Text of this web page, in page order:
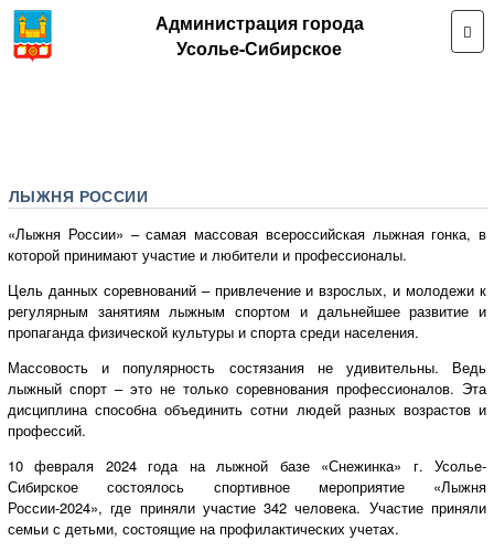
Администрация города
Усолье-Сибирское
ЛЫЖНЯ РОССИИ
«Лыжня России» – самая массовая всероссийская лыжная гонка, в
которой принимают участие и любители и профессионалы.
Цель данных соревнований – привлечение и взрослых, и молодежи к
регулярным занятиям лыжным спортом и дальнейшее развитие и
пропаганда физической культуры и спорта среди населения.
Массовость и популярность состязания не удивительны. Ведь
лыжный спорт – это не только соревнования профессионалов. Эта
дисциплина способна объединить сотни людей разных возрастов и
профессий.
10 февраля 2024 года на лыжной базе «Снежинка» г. Усолье-
Сибирское состоялось спортивное мероприятие «Лыжня
России-2024», где приняли участие 342 человека. Участие приняли
семьи с детьми, состоящие на профилактических учетах.